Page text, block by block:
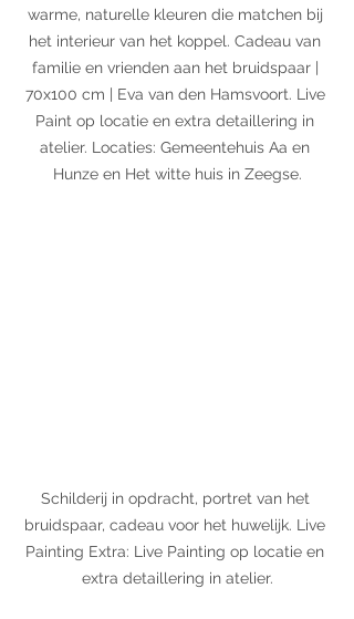
warme, naturelle kleuren die matchen bij
het interieur van het koppel. Cadeau van
familie en vrienden aan het bruidspaar |
70x100 cm | Eva van den Hamsvoort. Live
Paint op locatie en extra detaillering in
atelier. Locaties: Gemeentehuis Aa en
Hunze en Het witte huis in Zeegse.
Schilderij in opdracht, portret van het
bruidspaar, cadeau voor het huwelijk. Live
Painting Extra: Live Painting op locatie en
extra detaillering in atelier.